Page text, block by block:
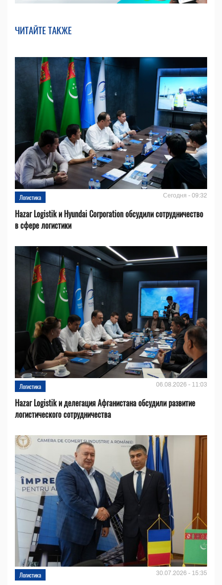
ЧИТАЙТЕ ТАКЖЕ
Логистика Сегодня - 09:32
Hazar Logistik и Hyundai Corporation обсудили сотрудничество
в сфере логистики
Логистика 06.08.2026 - 11:03
Hazar Logistik и делегация Афганистана обсудили развитие
логистического сотрудничества
Логистика 30.07.2026 - 15:35